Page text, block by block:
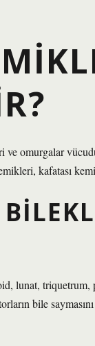
omurgalar
kafatası
lunat, triquetrum,
bile